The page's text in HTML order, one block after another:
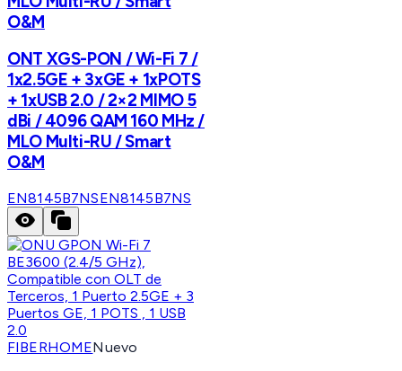
O&M
ONT XGS-PON / Wi-Fi 7 /
1x2.5GE + 3xGE + 1xPOTS
+ 1xUSB 2.0 / 2×2 MIMO 5
dBi / 4096 QAM 160 MHz /
MLO Multi-RU / Smart
O&M
EN8145B7NSEN8145B7NS
FIBERHOMENuevo